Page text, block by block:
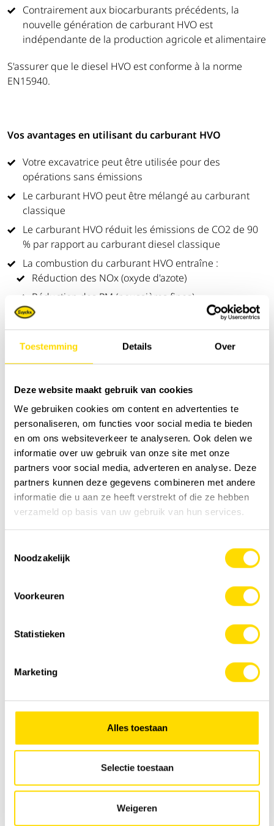
Toestemming Details Over
Deze website maakt gebruik van cookies
We gebruiken cookies om content en advertenties te
personaliseren, om functies voor social media te bieden
en om ons websiteverkeer te analyseren. Ook delen we
informatie over uw gebruik van onze site met onze
partners voor social media, adverteren en analyse. Deze
partners kunnen deze gegevens combineren met andere
informatie die u aan ze heeft verstrekt of die ze hebben
verzameld op basis van uw gebruik van hun services.
Noodzakelijk
Voorkeuren
Statistieken
Marketing
Alles toestaan
Selectie toestaan
Weigeren
Contrairement aux biocarburants précédents, la
nouvelle génération de carburant HVO est
indépendante de la production agricole et alimentaire
S'assurer que le diesel HVO est conforme à la norme
EN15940.
Vos avantages en utilisant du carburant HVO
Votre excavatrice peut être utilisée pour des
opérations sans émissions
Le carburant HVO peut être mélangé au carburant
classique
Le carburant HVO réduit les émissions de CO2 de 90
% par rapport au carburant diesel classique
La combustion du carburant HVO entraîne :
Réduction des NOx (oxyde d'azote)
Réduction des PM (poussières fines)
Réduction du CO2 (dioxyde de carbone)
Le HVO peut être stocké pendant une période de 10
ans, les valeurs du diesel diminuent après un an de
stockage.